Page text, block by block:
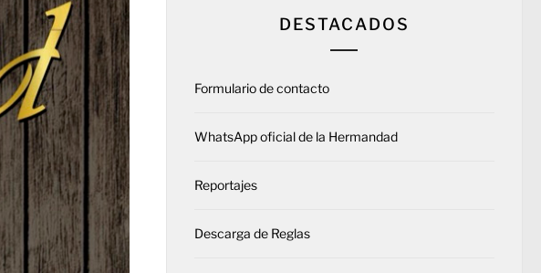
DESTACADOS
Formulario de contacto
WhatsApp oficial de la Hermandad
Reportajes
Descarga de Reglas